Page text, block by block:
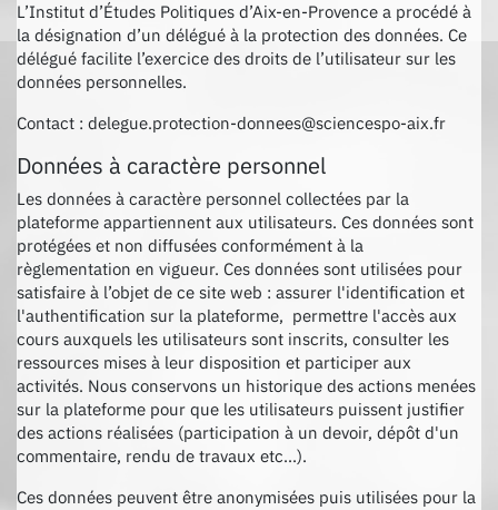
L’Institut d’Études Politiques d’Aix-en-Provence a procédé à
la désignation d’un délégué à la protection des données. Ce
délégué facilite l’exercice des droits de l’utilisateur sur les
données personnelles.
Contact : delegue.protection-donnees@sciencespo-aix.fr
Données à caractère personnel
Les données à caractère personnel collectées par la
plateforme appartiennent aux utilisateurs. Ces données sont
protégées et non diffusées conformément à la
règlementation en vigueur. Ces données sont utilisées pour
satisfaire à l’objet de ce site web : assurer l'identification et
l'authentification sur la plateforme, permettre l'accès aux
cours auxquels les utilisateurs sont inscrits, consulter les
ressources mises à leur disposition et participer aux
activités. Nous conservons un historique des actions menées
sur la plateforme pour que les utilisateurs puissent justifier
des actions réalisées (participation à un devoir, dépôt d'un
commentaire, rendu de travaux etc...).
Ces données peuvent être anonymisées puis utilisées pour la